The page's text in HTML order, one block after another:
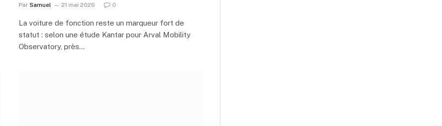
Par Samuel 21 mai 2026 0
La voiture de fonction reste un marqueur fort de
statut : selon une étude Kantar pour Arval Mobility
Observatory, près…